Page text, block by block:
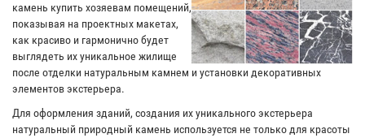
камень купить хозяевам помещений,
показывая на проектных макетах,
как красиво и гармонично будет
выглядеть их уникальное жилище
после отделки натуральным камнем и установки декоративных
элементов экстерьера.
Для оформления зданий, создания их уникального экстерьера
натуральный природный камень используется не только для красоты